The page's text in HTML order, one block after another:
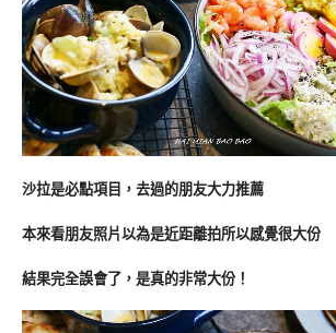
沙拉是必點項目，去過的朋友大力推薦
本來看朋友照片以為是近距離拍所以感覺很大份
結果完全誤會了，是真的非常大份！